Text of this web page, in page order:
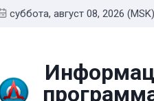
суббота, август 08, 2026 (MSK)